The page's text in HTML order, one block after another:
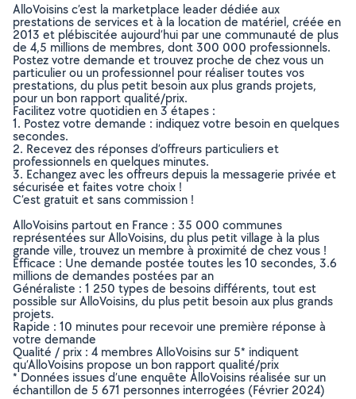
AlloVoisins c’est la marketplace leader dédiée aux
prestations de services et à la location de matériel, créée en
2013 et plébiscitée aujourd’hui par une communauté de plus
de 4,5 millions de membres, dont 300 000 professionnels.
Postez votre demande et trouvez proche de chez vous un
particulier ou un professionnel pour réaliser toutes vos
prestations, du plus petit besoin aux plus grands projets,
pour un bon rapport qualité/prix.
Facilitez votre quotidien en 3 étapes :
1. Postez votre demande : indiquez votre besoin en quelques
secondes.
2. Recevez des réponses d’offreurs particuliers et
professionnels en quelques minutes.
3. Echangez avec les offreurs depuis la messagerie privée et
sécurisée et faites votre choix !
C’est gratuit et sans commission !
AlloVoisins partout en France : 35 000 communes
représentées sur AlloVoisins, du plus petit village à la plus
grande ville, trouvez un membre à proximité de chez vous !
Efficace : Une demande postée toutes les 10 secondes, 3.6
millions de demandes postées par an
Généraliste : 1 250 types de besoins différents, tout est
possible sur AlloVoisins, du plus petit besoin aux plus grands
projets.
Rapide : 10 minutes pour recevoir une première réponse à
votre demande
Qualité / prix : 4 membres AlloVoisins sur 5* indiquent
qu’AlloVoisins propose un bon rapport qualité/prix
* Données issues d’une enquête AlloVoisins réalisée sur un
échantillon de 5 671 personnes interrogées (Février 2024)